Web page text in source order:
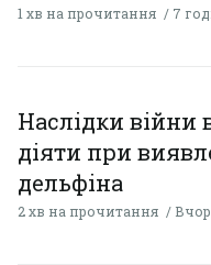
1 хв на прочитання 7
Наслідки війни
діяти при
дельфіна
2 хв на прочитання